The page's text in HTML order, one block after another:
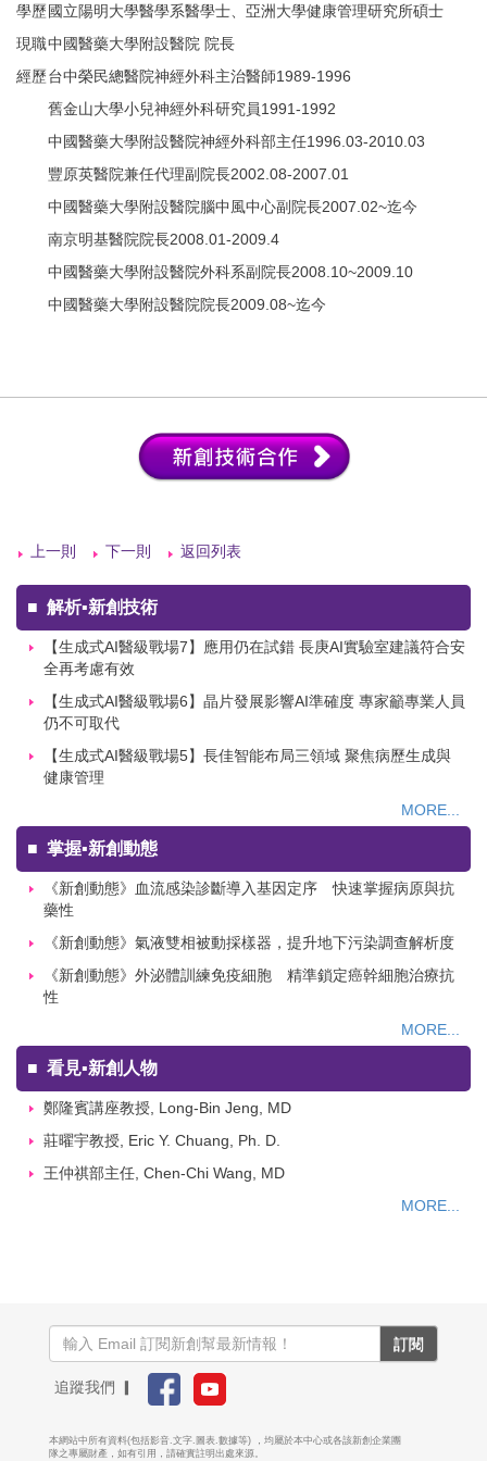
學歷國立陽明大學醫學系醫學士、亞洲大學健康管理研究所碩士
現職中國醫藥大學附設醫院 院長
經歷台中榮民總醫院神經外科主治醫師1989-1996
舊金山大學小兒神經外科研究員1991-1992
中國醫藥大學附設醫院神經外科部主任1996.03-2010.03
豐原英醫院兼任代理副院長2002.08-2007.01
中國醫藥大學附設醫院腦中風中心副院長2007.02~迄今
南京明基醫院院長2008.01-2009.4
中國醫藥大學附設醫院外科系副院長2008.10~2009.10
中國醫藥大學附設醫院院長2009.08~迄今
上一則 下一則 返回列表
■ 解析▪新創技術
【生成式AI醫級戰場7】應用仍在試錯 長庚AI實驗室建議符合安
全再考慮有效
【生成式AI醫級戰場6】晶片發展影響AI準確度 專家籲專業人員
仍不可取代
【生成式AI醫級戰場5】長佳智能布局三領域 聚焦病歷生成與
健康管理
MORE...
■ 掌握▪新創動態
《新創動態》血流感染診斷導入基因定序 快速掌握病原與抗
藥性
《新創動態》氣液雙相被動採樣器，提升地下污染調查解析度
《新創動態》外泌體訓練免疫細胞 精準鎖定癌幹細胞治療抗
性
MORE...
■ 看見▪新創人物
鄭隆賓講座教授, Long-Bin Jeng, MD
莊曜宇教授, Eric Y. Chuang, Ph. D.
王仲祺部主任, Chen-Chi Wang, MD
MORE...
訂閱
追蹤我們 ▎
本網站中所有資料(包括影音.文字.圖表.數據等) ，均屬於本中心或各該新創企業團
隊之專屬財產，如有引用，請確實註明出處來源。